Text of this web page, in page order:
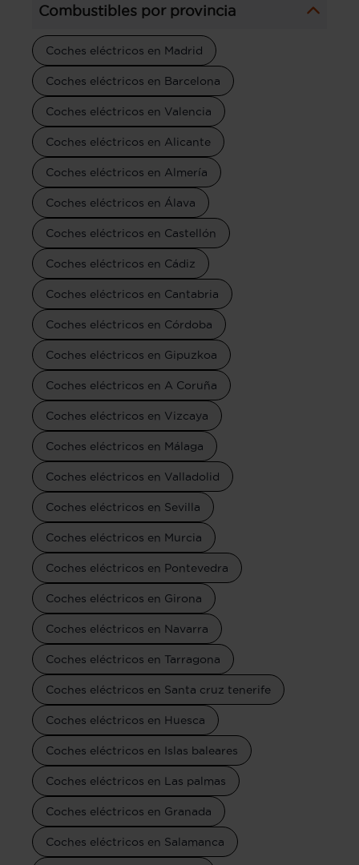
Combustibles por provincia
Coches eléctricos en Madrid
Coches eléctricos en Barcelona
Coches eléctricos en Valencia
Coches eléctricos en Alicante
Coches eléctricos en Almería
Coches eléctricos en Álava
Coches eléctricos en Castellón
Coches eléctricos en Cádiz
Coches eléctricos en Cantabria
Coches eléctricos en Córdoba
Coches eléctricos en Gipuzkoa
Coches eléctricos en A Coruña
Coches eléctricos en Vizcaya
Coches eléctricos en Málaga
Coches eléctricos en Valladolid
Coches eléctricos en Sevilla
Coches eléctricos en Murcia
Coches eléctricos en Pontevedra
Coches eléctricos en Girona
Coches eléctricos en Navarra
Coches eléctricos en Tarragona
Coches eléctricos en Santa cruz tenerife
Coches eléctricos en Huesca
Coches eléctricos en Islas baleares
Coches eléctricos en Las palmas
Coches eléctricos en Granada
Coches eléctricos en Salamanca